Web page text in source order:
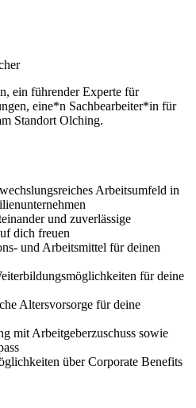
ein führender Experte für
eine*n Sachbearbeiter*in für
Standort Olching.
Arbeitsumfeld in
und zuverlässige
dich freuen
und Arbeitsmittel für deinen
für deine
Altersvorsorge für deine
mit Arbeitgeberzuschuss sowie
über Corporate Benefits